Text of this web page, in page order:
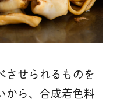
させられるものを
から、合成着色料